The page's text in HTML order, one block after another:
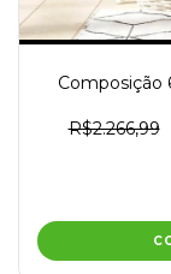
Composição
R$2.266,99